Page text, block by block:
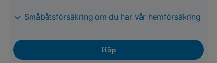
Småbåtsförsäkring om du har vår hemförsäkring
Köp